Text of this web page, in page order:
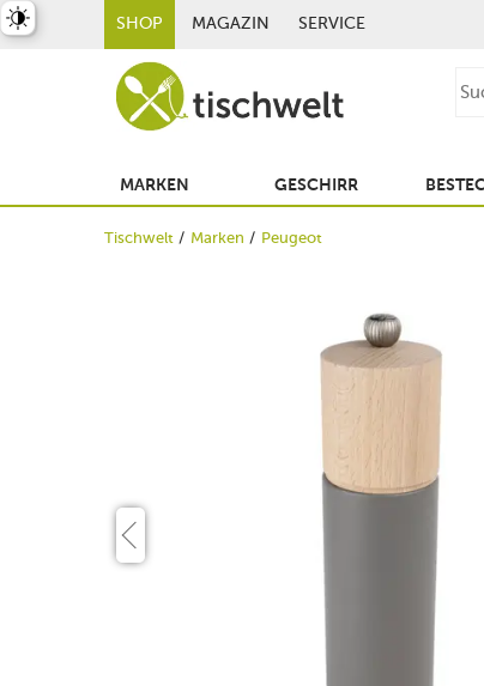
SHOP MAGAZIN SERVICE
MARKEN GESCHIRR
Tischwelt Marken Peugeot
umschalten